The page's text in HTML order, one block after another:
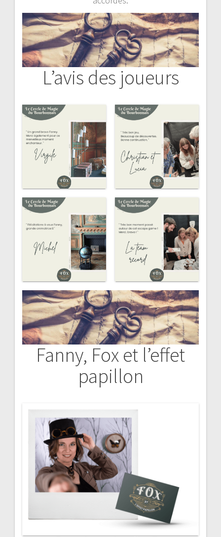
L’avis des joueurs
Fanny, Fox et l’effet
papillon